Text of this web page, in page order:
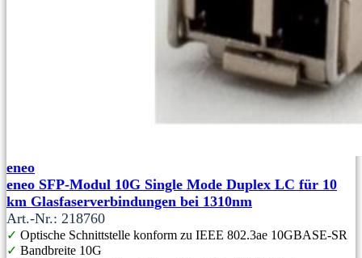
eneo
eneo SFP-Modul 10G Single Mode Duplex LC für 10
km Glasfaserverbindungen bei 1310nm
Art.-Nr.: 218760
✓ Optische Schnittstelle konform zu IEEE 802.3ae 10GBASE-SR
✓ Bandbreite 10G